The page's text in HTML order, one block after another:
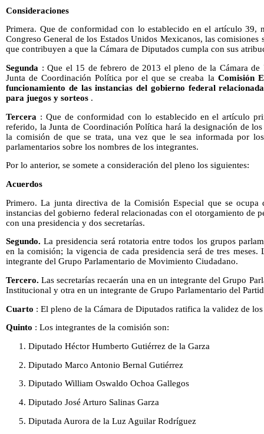
Consideraciones
Primera. Que de conformidad con lo establecido en el artículo 39,
Congreso General de los Estados Unidos Mexicanos, las
que contribuyen a que la Cámara de Diputados cumpla con sus
Segunda : Que el 15 de febrero de 2013 el pleno de la Cámara de
Junta de Coordinación Política por el que se creaba la Comisión
funcionamiento de las instancias del gobierno federal
para juegos y sorteos .
Tercera : Que de conformidad con lo establecido en el artículo
referido, la Junta de Coordinación Política hará la designación de
la comisión de que se trata, una vez que le sea informada por
parlamentarios sobre los nombres de los integrantes.
Por lo anterior, se somete a consideración del pleno los siguientes:
Acuerdos
Primero. La junta directiva de la Comisión Especial que se
instancias del gobierno federal relacionadas con el otorgamiento de
con una presidencia y dos secretarías.
Segundo. La presidencia será rotatoria entre todos los grupos
en la comisión; la vigencia de cada presidencia será de tres meses.
integrante del Grupo Parlamentario de Movimiento Ciudadano.
Tercero. Las secretarías recaerán una en un integrante del Grupo
Institucional y otra en un integrante de Grupo Parlamentario del
Cuarto : El pleno de la Cámara de Diputados ratifica la validez de
Quinto : Los integrantes de la comisión son:
1. Diputado Héctor Humberto Gutiérrez de la Garza
2. Diputado Marco Antonio Bernal Gutiérrez
3. Diputado William Oswaldo Ochoa Gallegos
4. Diputado José Arturo Salinas Garza
5. Diputada Aurora de la Luz Aguilar Rodríguez